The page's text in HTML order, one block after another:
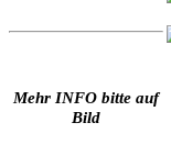
Mehr INFO bitte auf
Bild